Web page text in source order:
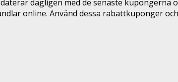
dagligen med de senaste kupongerna
online. Använd dessa rabattkuponger